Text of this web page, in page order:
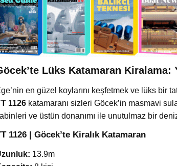
Lüks Katamaran Kiralama:
en güzel koylarını keşfetmek ve lüks bir
1126 katamaranı sizleri Göcek’in masmavi
ve üstün donanımı ile unutulmaz bir
1126 | Göcek’te Kiralık Katamaran
13.9m